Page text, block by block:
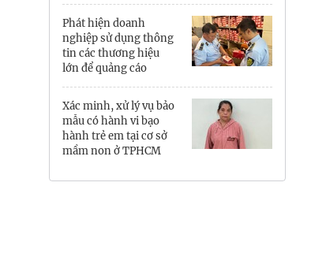
Hà Nội
Hồ Chí Minh
Hà Tĩnh
Hưng Yên
Hải Phòng
Khánh Hòa
Phát hiện doanh
nghiệp sử dụng thông
tin các thương hiệu
lớn để quảng cáo
Xác minh, xử lý vụ bảo
mẫu có hành vi bạo
hành trẻ em tại cơ sở
mầm non ở TPHCM